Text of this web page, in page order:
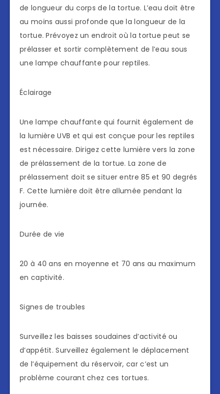
de longueur du corps de la tortue. L’eau doit être
au moins aussi profonde que la longueur de la
tortue. Prévoyez un endroit où la tortue peut se
prélasser et sortir complètement de l’eau sous
une lampe chauffante pour reptiles.
Éclairage
Une lampe chauffante qui fournit également de
la lumière UVB et qui est conçue pour les reptiles
est nécessaire. Dirigez cette lumière vers la zone
de prélassement de la tortue. La zone de
prélassement doit se situer entre 85 et 90 degrés
F. Cette lumière doit être allumée pendant la
journée.
Durée de vie
20 à 40 ans en moyenne et 70 ans au maximum
en captivité.
Signes de troubles
Surveillez les baisses soudaines d’activité ou
d’appétit. Surveillez également le déplacement
de l’équipement du réservoir, car c’est un
problème courant chez ces tortues.